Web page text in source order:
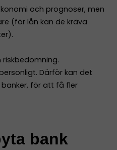
och prognoser, men
(för lån kan de kräva
Därför kan det
för att få fler
bank